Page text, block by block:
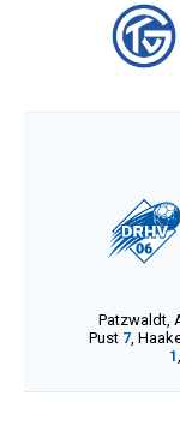
Patzwaldt,
Pust 7,
1